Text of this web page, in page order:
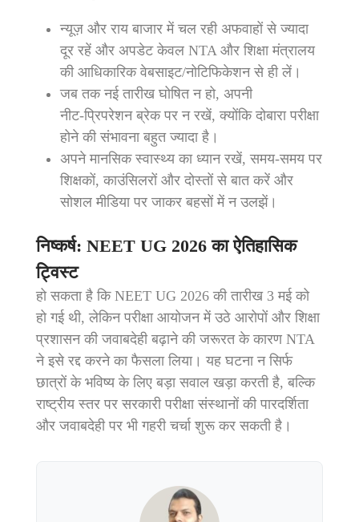
न्‍यूज़ और राय बाजार में चल रही अफवाहों से ज्यादा
दूर रहें और अपडेट केवल NTA और शिक्षा मंत्रालय
की आधिकारिक वेबसाइट/नोटिफिकेशन से ही लें।
जब तक नई तारीख घोषित न हो, अपनी
नीट‑प्रिपरेशन ब्रेक पर न रखें, क्योंकि दोबारा परीक्षा
होने की संभावना बहुत ज्यादा है।
अपने मानसिक स्वास्थ्य का ध्यान रखें, समय‑समय पर
शिक्षकों, काउंसिलरों और दोस्तों से बात करें और
सोशल मीडिया पर जाकर बहसों में न उलझें।
निष्कर्ष: NEET UG 2026 का ऐतिहासिक
ट्विस्ट
हो सकता है कि NEET UG 2026 की तारीख 3 मई को
हो गई थी, लेकिन परीक्षा आयोजन में उठे आरोपों और शिक्षा
प्रशासन की जवाबदेही बढ़ाने की जरूरत के कारण NTA
ने इसे रद्द करने का फैसला लिया। यह घटना न सिर्फ
छात्रों के भविष्य के लिए बड़ा सवाल खड़ा करती है, बल्कि
राष्ट्रीय स्तर पर सरकारी परीक्षा संस्थानों की पारदर्शिता
और जवाबदेही पर भी गहरी चर्चा शुरू कर सकती है।